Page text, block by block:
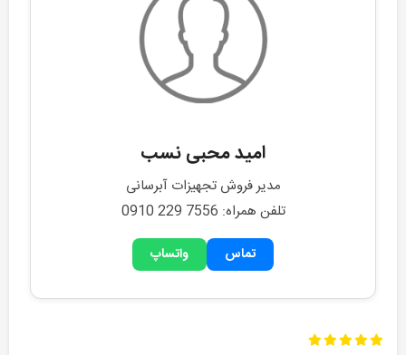
امید محبی نسب
مدیر فروش تجهیزات آبرسانی
تلفن همراه: 0910 229 7556
تماس واتساپ